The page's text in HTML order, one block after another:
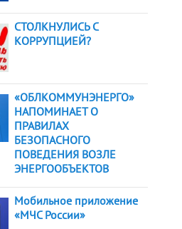
СТОЛКНУЛИСЬ С
КОРРУПЦИЕЙ?
«ОБЛКОММУНЭНЕРГО»
НАПОМИНАЕТ О
ПРАВИЛАХ
БЕЗОПАСНОГО
ПОВЕДЕНИЯ ВОЗЛЕ
ЭНЕРГООБЪЕКТОВ
Мобильное приложение
«МЧС России»